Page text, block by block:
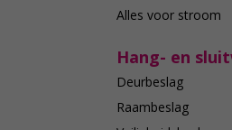
Alles voor stroom
Hang- en
Deurbeslag
Raambeslag